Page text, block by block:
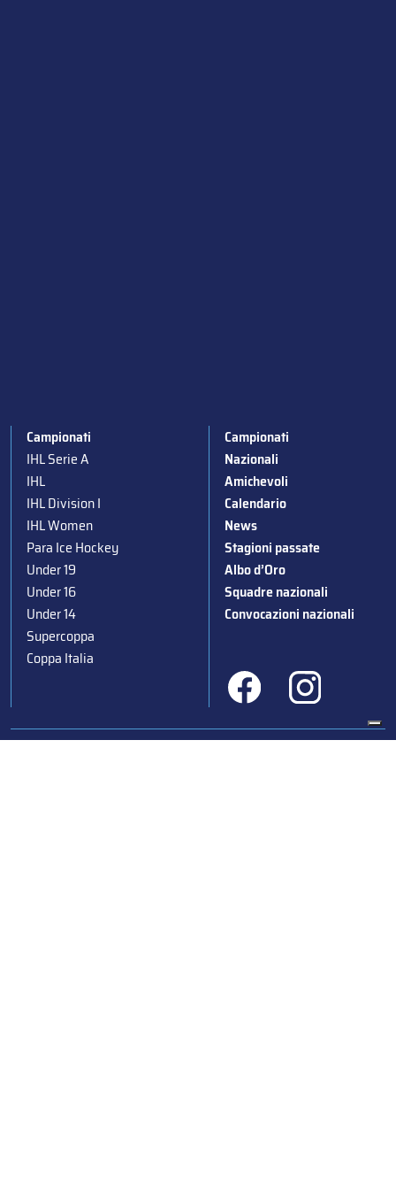
Campionati
IHL Serie A
IHL
IHL Division I
IHL Women
Para Ice Hockey
Under 19
Under 16
Under 14
Supercoppa
Coppa Italia
Campionati
Nazionali
Amichevoli
Calendario
News
Stagioni passate
Albo d’Oro
Squadre nazionali
Convocazioni nazionali